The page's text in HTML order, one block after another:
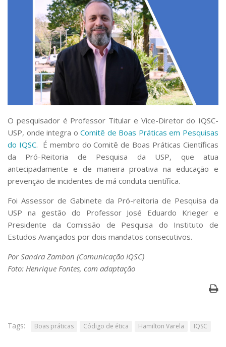
Empresas Juniores
Extensão à Comunidade
Projetos, Programas e Cursos
Artes, Cultura e Esportes
Museus e Espaços Interativos
Serviços
Bibliotecas
Apoio ao Estudante
Segurança, Trânsito e Prevenção
RH, Administrativo e Financeiro
Outros serviços
Comunicação
Assessorias e Mídias
Aplicativos e Sites
Jornal da USP
Defesa de Teses
O pesquisador é Professor Titular e Vice-Diretor do IQSC-
USP, onde integra oComitê de Boas Práticas em Pesquisas
do IQSC. É membro do Comitê de Boas Práticas Científicas
da Pró-Reitoria de Pesquisa da USP, que atua
antecipadamente e de maneira proativa na educação e
prevenção de incidentes de má conduta científica.
Foi Assessor de Gabinete da Pró-reitoria de Pesquisa da
USP na gestão do Professor José Eduardo Krieger e
Presidente da Comissão de Pesquisa do Instituto de
Estudos Avançados por dois mandatos consecutivos.
Por Sandra Zambon (Comunicação IQSC)
Foto: Henrique Fontes, com adaptação
Tags: Boas práticas Código de ética Hamilton Varela IQSC